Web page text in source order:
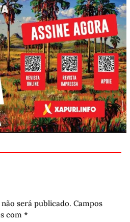
será publicado. Campos
com *